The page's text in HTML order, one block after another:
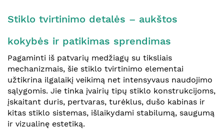
Stiklo tvirtinimo detalės – aukštos
kokybės ir patikimas sprendimas
Pagaminti iš patvarių medžiagų su tiksliais
mechanizmais, šie stiklo tvirtinimo elementai
užtikrina ilgalaikį veikimą net intensyvaus naudojimo
sąlygomis. Jie tinka įvairių tipų stiklo konstrukcijoms,
įskaitant duris, pertvaras, turėklus, dušo kabinas ir
kitas stiklo sistemas, išlaikydami stabilumą, saugumą
ir vizualinę estetiką.